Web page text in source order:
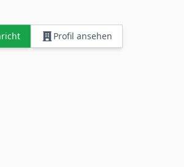
Profil ansehen